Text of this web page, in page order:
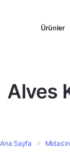
Ürünler
Alves
Ana Sayfa